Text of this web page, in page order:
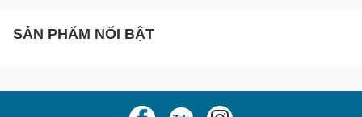
SẢN PHẨM NỔI BẬT